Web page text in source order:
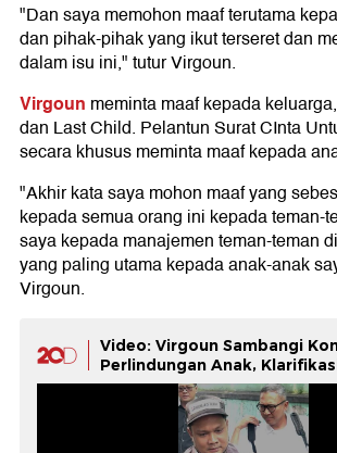
"Dan saya memohon maaf terutama
dan pihak-pihak yang ikut terseret dan
dalam isu ini," tutur Virgoun.
Virgoun meminta maaf kepada
dan Last Child. Pelantun Surat CInta
secara khusus meminta maaf kepada
"Akhir kata saya mohon maaf yang
kepada semua orang ini kepada teman-
saya kepada manajemen teman-teman
yang paling utama kepada anak-anak
Virgoun.
Video: Virgoun Sambangi
Perlindungan Anak,
Inara